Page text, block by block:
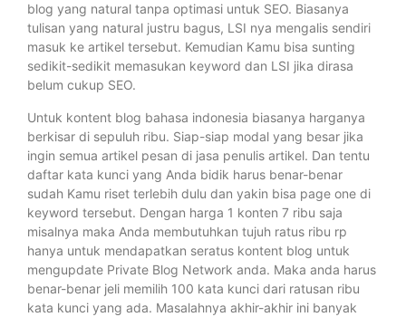
blog yang natural tanpa optimasi untuk SEO. Biasanya
tulisan yang natural justru bagus, LSI nya mengalis sendiri
masuk ke artikel tersebut. Kemudian Kamu bisa sunting
sedikit-sedikit memasukan keyword dan LSI jika dirasa
belum cukup SEO.
Untuk kontent blog bahasa indonesia biasanya harganya
berkisar di sepuluh ribu. Siap-siap modal yang besar jika
ingin semua artikel pesan di jasa penulis artikel. Dan tentu
daftar kata kunci yang Anda bidik harus benar-benar
sudah Kamu riset terlebih dulu dan yakin bisa page one di
keyword tersebut. Dengan harga 1 konten 7 ribu saja
misalnya maka Anda membutuhkan tujuh ratus ribu rp
hanya untuk mendapatkan seratus kontent blog untuk
mengupdate Private Blog Network anda. Maka anda harus
benar-benar jeli memilih 100 kata kunci dari ratusan ribu
kata kunci yang ada. Masalahnya akhir-akhir ini banyak